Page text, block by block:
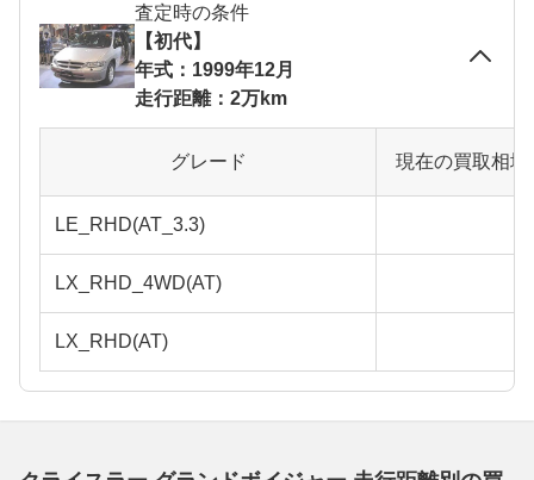
査定時の条件
【初代】
年式：1999年12月
走行距離：2万km
グレード 現在の買取相
LE_RHD(AT_3.3)
LX_RHD_4WD(AT)
LX_RHD(AT)